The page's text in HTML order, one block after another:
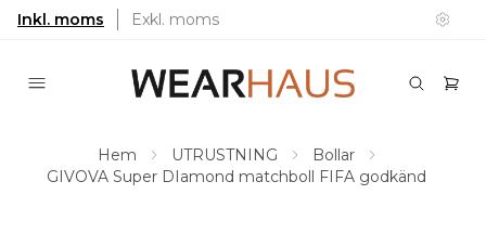
Inkl. moms Exkl. moms
Hem UTRUSTNING
Bollar
GIVOVA Super DIamond matchboll FIFA godkänd